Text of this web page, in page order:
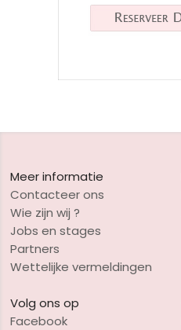
Meer informatie
Contacteer ons
Wie zijn wij ?
Jobs en stages
Partners
Wettelijke vermeldingen
Volg ons op
Facebook